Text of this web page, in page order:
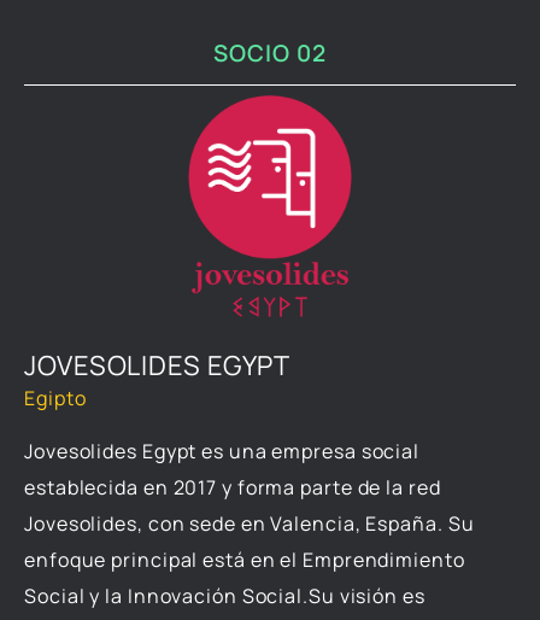
SOCIO 02
JOVESOLIDES EGYPT
Egipto
Jovesolides Egypt es una empresa social
establecida en 2017 y forma parte de la red
Jovesolides, con sede en Valencia, España. Su
enfoque principal está en el Emprendimiento
Social y la Innovación Social.Su visión es